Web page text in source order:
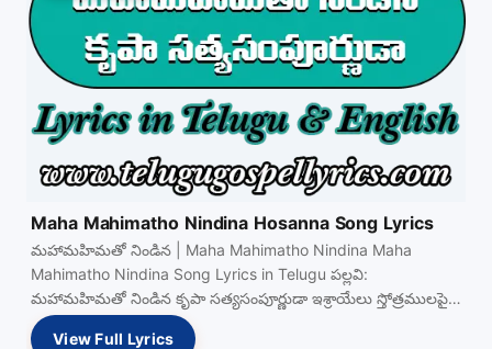
Maha Mahimatho Nindina Hosanna Song Lyrics
మహామహిమతో నిండిన | Maha Mahimatho Nindina Maha
Mahimatho Nindina Song Lyrics in Telugu పల్లవి:
మహామహిమతో నిండిన కృపా సత్యసంపూర్ణుడా ఇశ్రాయేలు స్తోత్రములపై
ఆశీనుడా యేసయ్యా Read more…
View Full Lyrics